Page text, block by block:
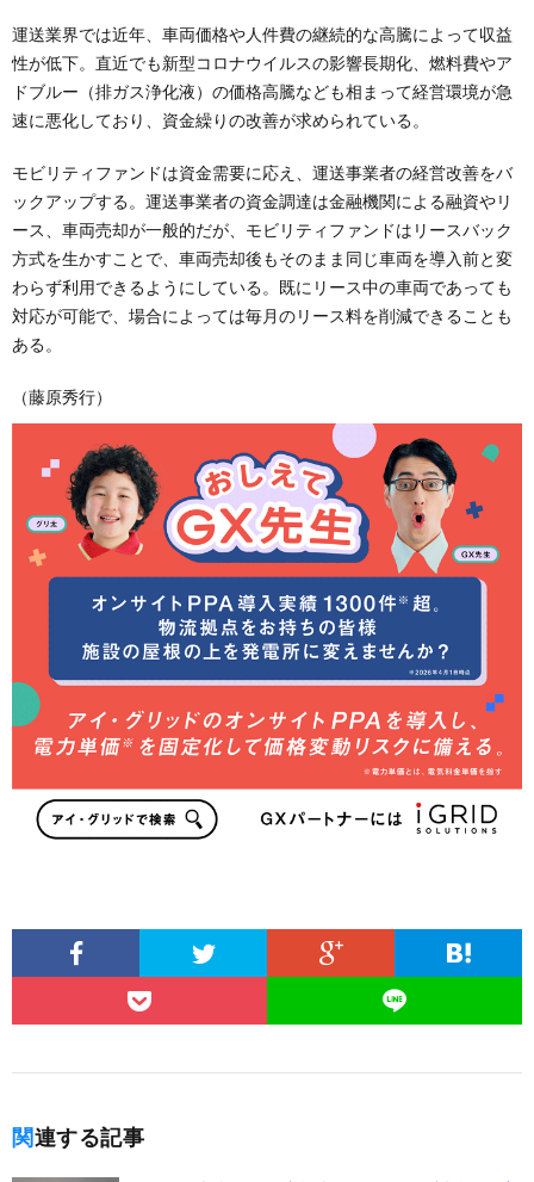
運送業界では近年、車両価格や人件費の継続的な高騰によって収益
性が低下。直近でも新型コロナウイルスの影響長期化、燃料費やア
ドブルー（排ガス浄化液）の価格高騰なども相まって経営環境が急
速に悪化しており、資金繰りの改善が求められている。
モビリティファンドは資金需要に応え、運送事業者の経営改善をバ
ックアップする。運送事業者の資金調達は金融機関による融資やリ
ース、車両売却が一般的だが、モビリティファンドはリースバック
方式を生かすことで、車両売却後もそのまま同じ車両を導入前と変
わらず利用できるようにしている。既にリース中の車両であっても
対応が可能で、場合によっては毎月のリース料を削減できることも
ある。
（藤原秀行）
関連する記事